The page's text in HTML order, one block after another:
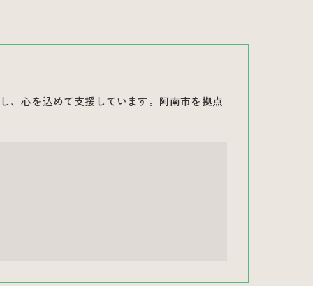
、心を込めて支援しています。阿南市を拠点